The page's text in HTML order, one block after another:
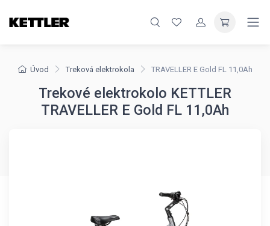
Úvod Treková elektrokola TRAVELLER E Gold FL 11,0Ah
Trekové elektrokolo KETTLER
TRAVELLER E Gold FL 11,0Ah